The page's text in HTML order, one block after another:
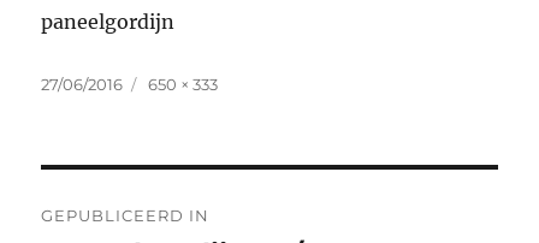
paneelgordijn
Geplaatst
27/06/2016
Volledige
650 × 333
GEPUBLICEERD IN